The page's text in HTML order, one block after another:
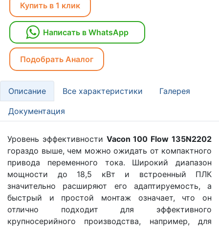
Купить в 1 клик
Написать в WhatsApp
Подобрать Аналог
Описание Все характеристики Галерея
Документация
Уровень эффективности Vacon 100 Flow 135N2202
гораздо выше, чем можно ожидать от компактного
привода переменного тока. Широкий диапазон
мощности до 18,5 кВт и встроенный ПЛК
значительно расширяют его адаптируемость, а
быстрый и простой монтаж означает, что он
отлично подходит для эффективного
крупносерийного производства, например, для